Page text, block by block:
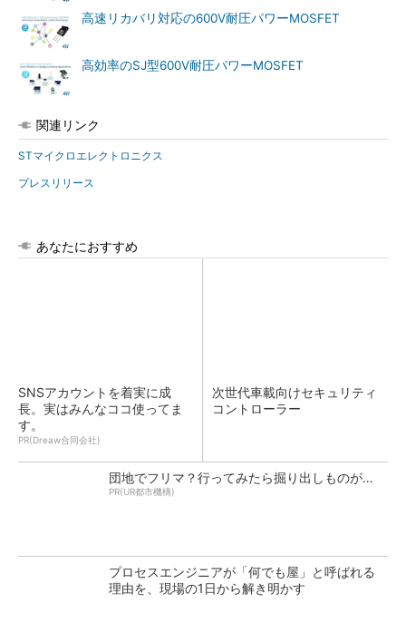
高速リカバリ対応の600V耐圧パワーMOSFET
高効率のSJ型600V耐圧パワーMOSFET
関連リンク
STマイクロエレクトロニクス
プレスリリース
あなたにおすすめ
SNSアカウントを着実に成
長。実はみんなココ使ってま
す。
PR(Dreaw合同会社)
次世代車載向けセキュリティ
コントローラー
団地でフリマ？行ってみたら掘り出しものが…
PR(UR都市機構)
プロセスエンジニアが「何でも屋」と呼ばれる
理由を、現場の1日から解き明かす